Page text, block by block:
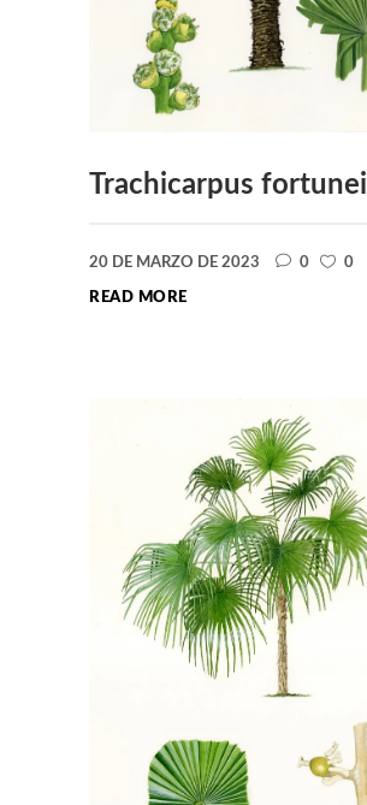
Trachicarpus fortunei
20 DE MARZO DE 2023 0 0
READ MORE